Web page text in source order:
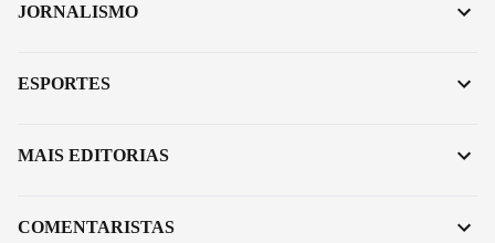
JORNALISMO
ESPORTES
MAIS EDITORIAS
COMENTARISTAS